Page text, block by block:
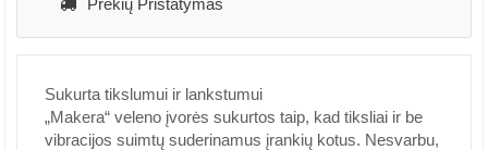
Prekių Pristatymas
Sukurta tikslumui ir lankstumui
„Makera“ veleno įvorės sukurtos taip, kad tiksliai ir be
vibracijos suimtų suderinamus įrankių kotus. Nesvarbu,